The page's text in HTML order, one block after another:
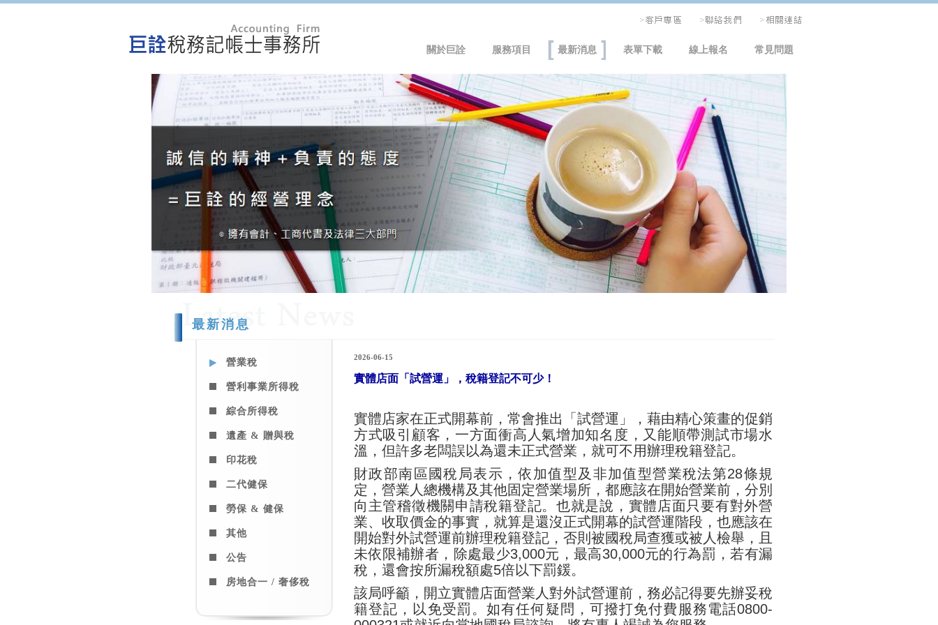
關於巨詮 服務項目 最新消息 表單下載 線上報名 常見問題
最新消息
營業稅
營利事業所得稅
綜合所得稅
遺產 & 贈與稅
印花稅
二代健保
勞保 & 健保
其他
公告
房地合一 / 奢侈稅
2026-06-15
實體店面「試營運」，稅籍登記不可少！
實體店家在正式開幕前，常會推出「試營運」，藉由精心策畫的促銷
方式吸引顧客，一方面衝高人氣增加知名度，又能順帶測試市場水
溫，但許多老闆誤以為還未正式營業，就可不用辦理稅籍登記。
財政部南區國稅局表示，依加值型及非加值型營業稅法第28條規
定，營業人總機構及其他固定營業場所，都應該在開始營業前，分別
向主管稽徵機關申請稅籍登記。也就是說，實體店面只要有對外營
業、收取價金的事實，就算是還沒正式開幕的試營運階段，也應該在
開始對外試營運前辦理稅籍登記，否則被國稅局查獲或被人檢舉，且
未依限補辦者，除處最少3,000元，最高30,000元的行為罰，若有漏
稅，還會按所漏稅額處5倍以下罰鍰。
該局呼籲，開立實體店面營業人對外試營運前，務必記得要先辦妥稅
籍登記，以免受罰。如有任何疑問，可撥打免付費服務電話0800-